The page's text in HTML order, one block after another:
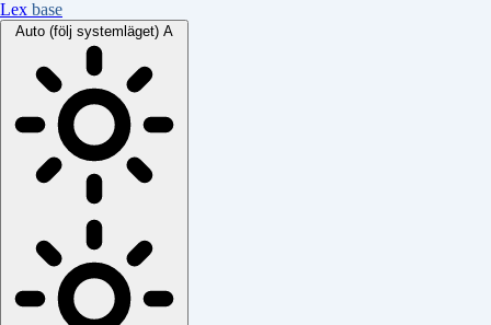
Lex base
Auto (följ systemläget) A